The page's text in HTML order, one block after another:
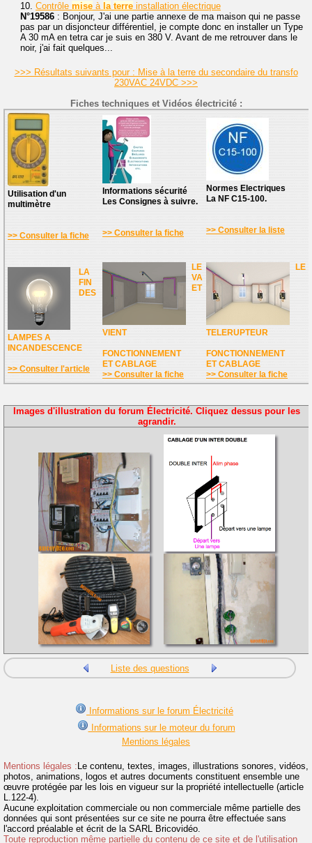
10. Contrôle mise à la terre installation électrique
N°19586 : Bonjour, J'ai une partie annexe de ma maison qui ne passe
pas par un disjoncteur différentiel, je compte donc en installer un Type
A 30 mA en tetra car je suis en 380 V. Avant de me retrouver dans le
noir, j'ai fait quelques...
>>> Résultats suivants pour : Mise à la terre du secondaire du transfo
230VAC 24VDC >>>
Fiches techniques et Vidéos électricité :
Utilisation d'un
multimètre
>> Consulter la fiche
Informations sécurité
Les Consignes à suivre.
>> Consulter la fiche
Normes Electriques
La NF C15-100.
>> Consulter la liste
LA
FIN
DES
LAMPES A
INCANDESCENCE
>> Consulter l'article
LE
VA
ET
VIENT
FONCTIONNEMENT
ET CABLAGE
>> Consulter la fiche
LE
TELERUPTEUR
FONCTIONNEMENT
ET CABLAGE
>> Consulter la fiche
Images d'illustration du forum Électricité. Cliquez dessus pour les
agrandir.
Liste des questions
Informations sur le forum Électricité
Informations sur le moteur du forum
Mentions légales
Mentions légales :Le contenu, textes, images, illustrations sonores, vidéos,
photos, animations, logos et autres documents constituent ensemble une
œuvre protégée par les lois en vigueur sur la propriété intellectuelle (article
L.122-4).
Aucune exploitation commerciale ou non commerciale même partielle des
données qui sont présentées sur ce site ne pourra être effectuée sans
l'accord préalable et écrit de la SARL Bricovidéo.
Toute reproduction même partielle du contenu de ce site et de l'utilisation